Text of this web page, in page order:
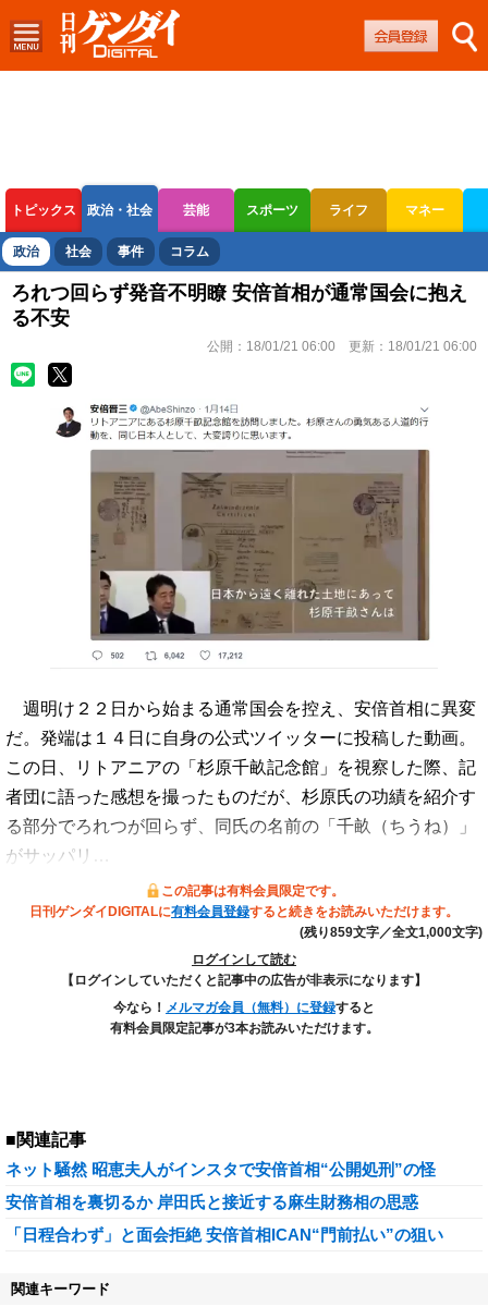
トピックス 政治・社会 芸能 スポーツ ライフ マネー
ボートレース 競輪 オートレース
政治 社会 事件 コラム
ろれつ回らず発音不明瞭 安倍首相が通常国会に抱え
る不安
公開： 18/01/21 06:00 更新： 18/01/21 06:00
週明け２２日から始まる通常国会を控え、安倍首相に異変
だ。発端は１４日に自身の公式ツイッターに投稿した動画。
この日、リトアニアの「杉原千畝記念館」を視察した際、記
者団に語った感想を撮ったものだが、杉原氏の功績を紹介す
る部分でろれつが回らず、同氏の名前の「千畝（ちうね）」
がサッパリ…
この記事は有料会員限定です。
日刊ゲンダイDIGITALに有料会員登録すると続きをお読みいただけます。
(残り859文字／全文1,000文字)
ログインして読む
【ログインしていただくと記事中の広告が非表示になります】
今なら！ メルマガ会員（無料）に登録すると
有料会員限定記事が3本お読みいただけます。
■関連記事
ネット騒然 昭恵夫人がインスタで安倍首相“公開処刑”の怪
安倍首相を裏切るか 岸田氏と接近する麻生財務相の思惑
「日程合わず」と面会拒絶 安倍首相ICAN“門前払い”の狙い
関連キーワード